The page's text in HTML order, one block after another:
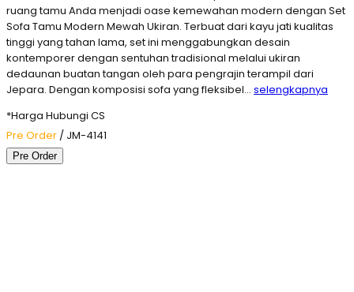
ruang tamu Anda menjadi oase kemewahan modern dengan Set
Sofa Tamu Modern Mewah Ukiran. Terbuat dari kayu jati kualitas
tinggi yang tahan lama, set ini menggabungkan desain
kontemporer dengan sentuhan tradisional melalui ukiran
dedaunan buatan tangan oleh para pengrajin terampil dari
Jepara. Dengan komposisi sofa yang fleksibel… selengkapnya
*Harga Hubungi CS
Pre Order / JM-4141
Pre Order